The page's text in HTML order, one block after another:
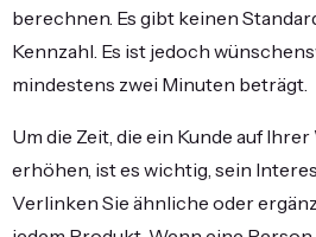
berechnen. Es gibt keinen
Kennzahl. Es ist jedoch
mindestens zwei Minuten beträgt.
Um die Zeit, die ein Kunde auf
erhöhen, ist es wichtig, sein
Verlinken Sie ähnliche oder